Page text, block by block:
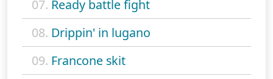
07. Ready battle fight
08. Drippin' in lugano
09. Francone skit